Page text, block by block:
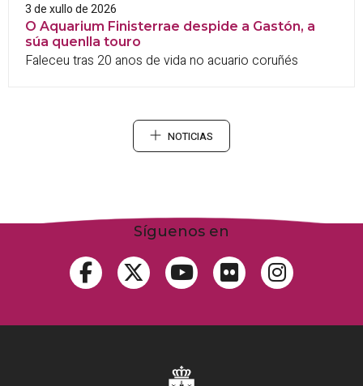
3 de xullo de 2026
O Aquarium Finisterrae despide a Gastón, a
súa quenlla touro
Faleceu tras 20 anos de vida no acuario coruñés
NOTICIAS
Síguenos en